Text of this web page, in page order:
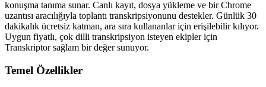
konuşma tanıma sunar. Canlı kayıt, dosya yükleme ve bir Chrome
uzantısı aracılığıyla toplantı transkripsiyonunu destekler. Günlük 30
dakikalık ücretsiz katman, ara sıra kullananlar için erişilebilir kılıyor.
Uygun fiyatlı, çok dilli transkripsiyon isteyen ekipler için
Transkriptor sağlam bir değer sunuyor.
Temel Özellikler